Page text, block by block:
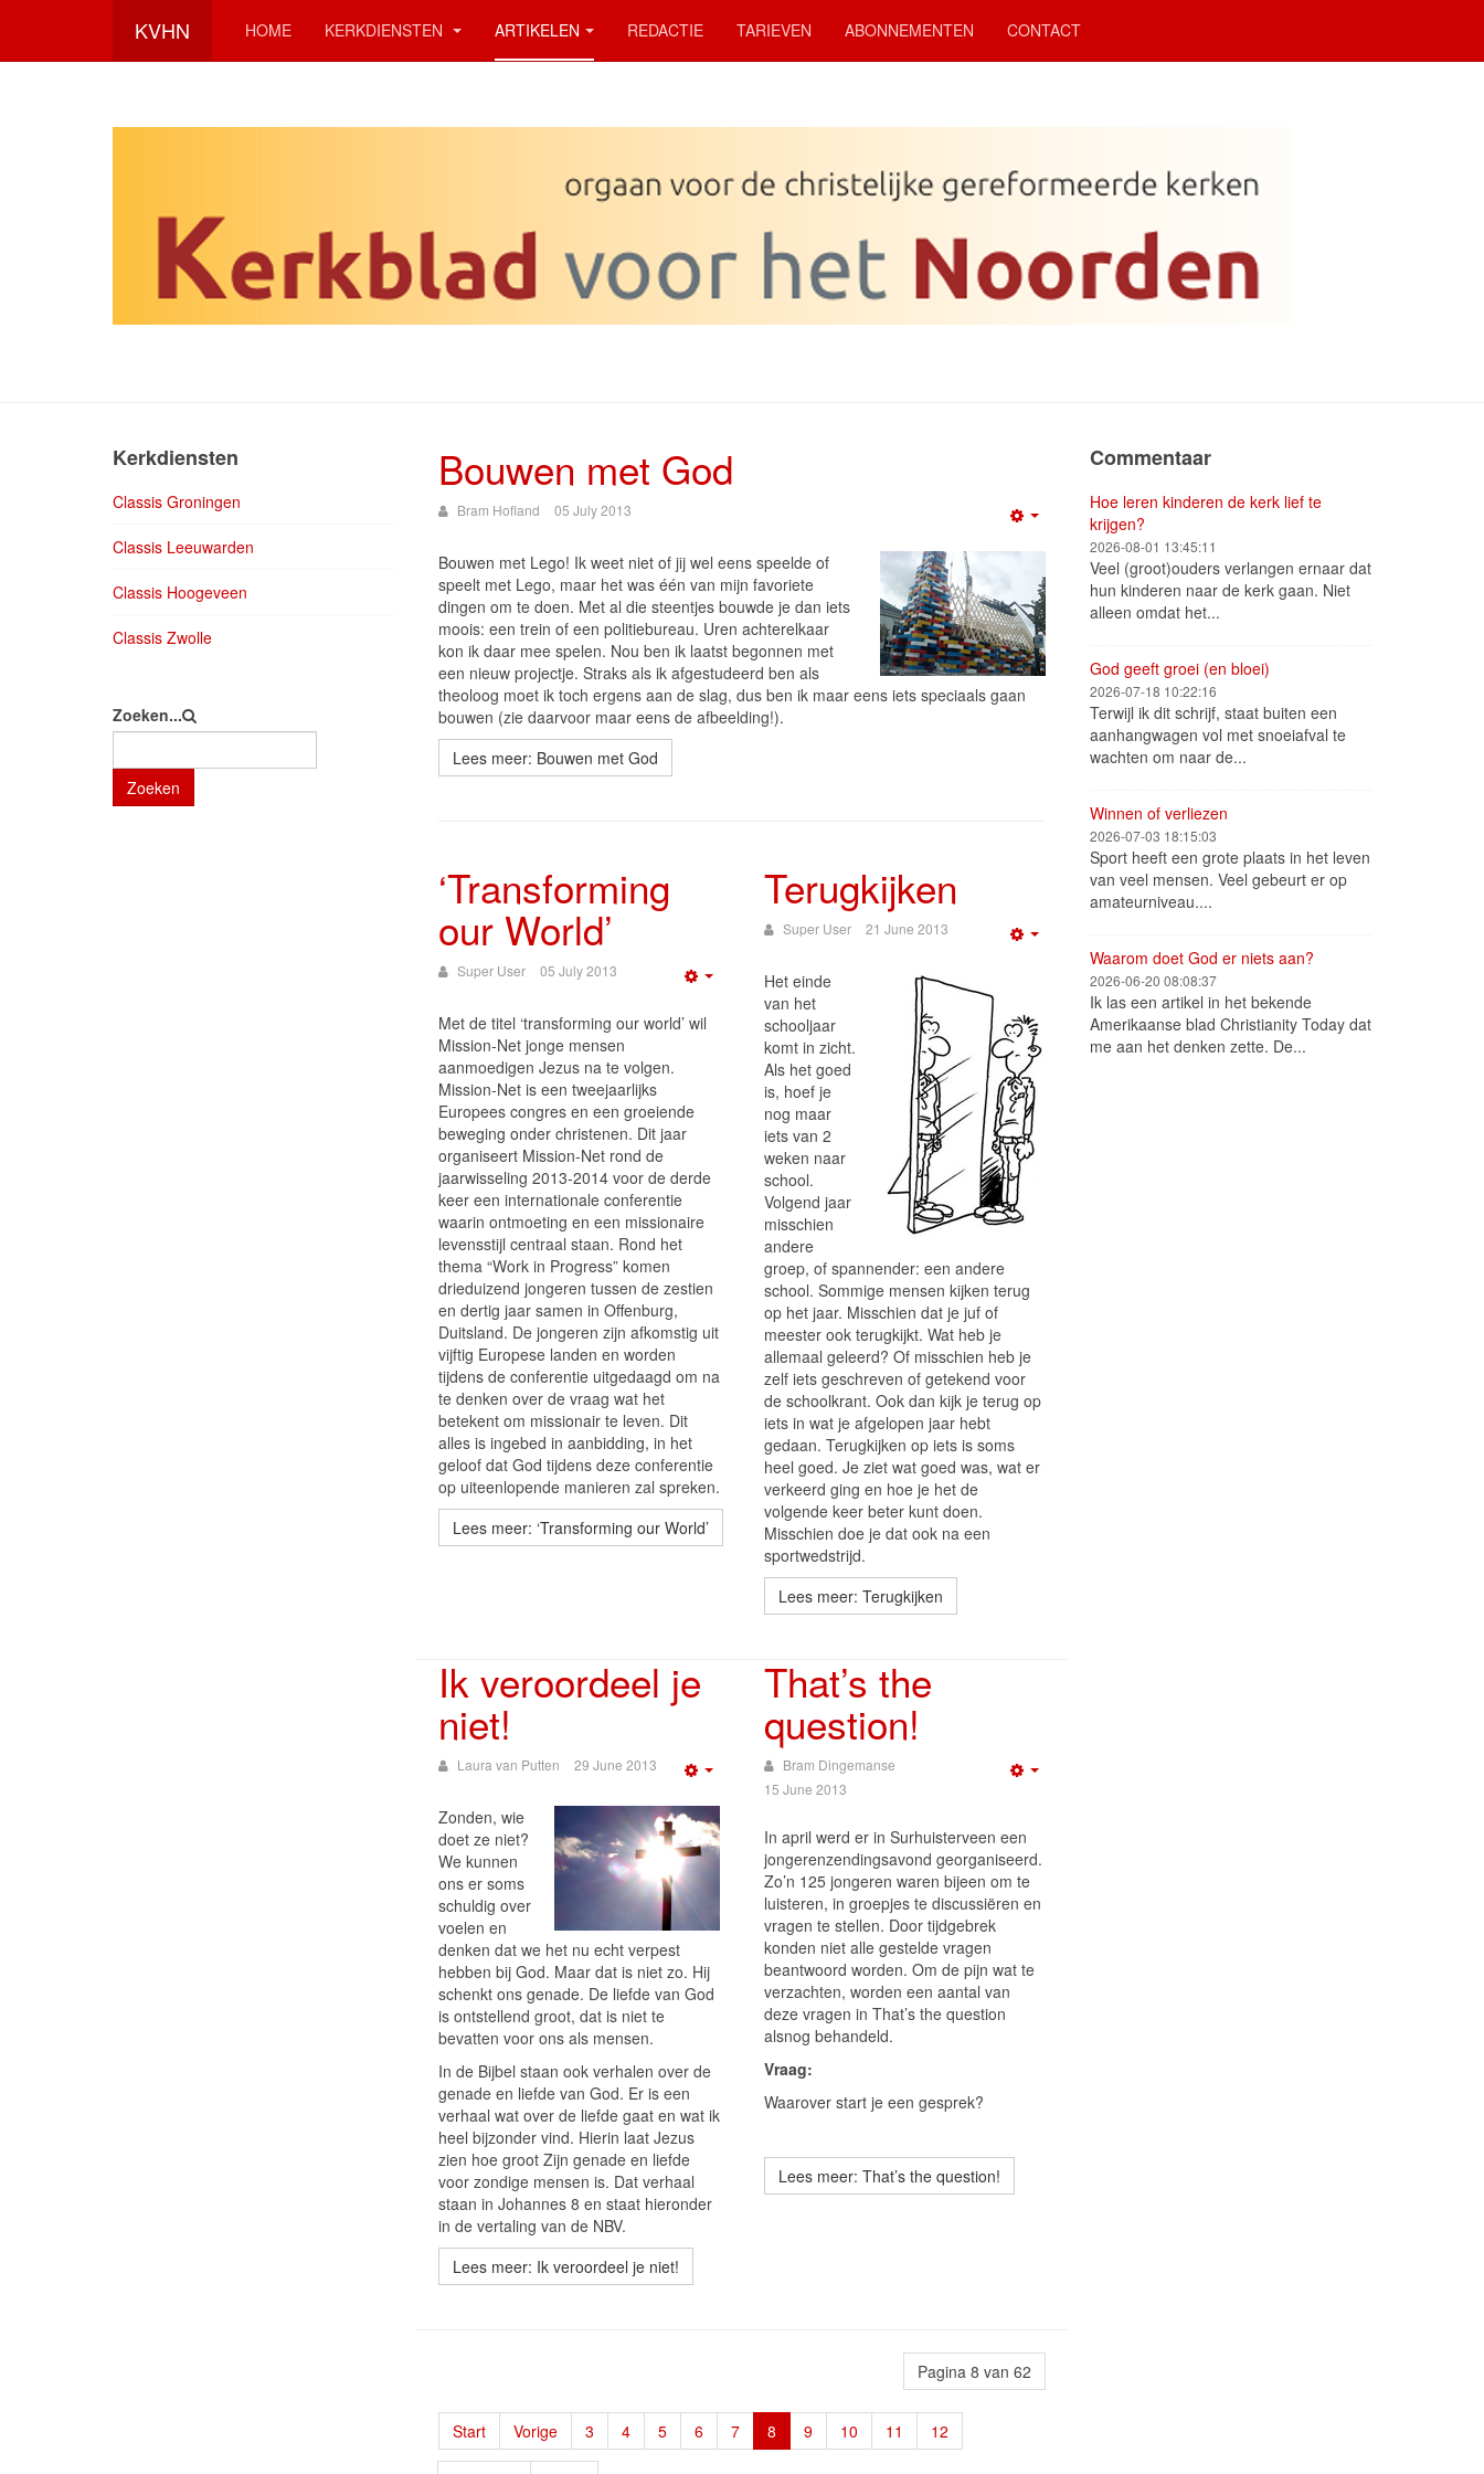
KVHN HOME KERKDIENSTEN ARTIKELEN REDACTIE TARIEVEN ABONNEMENTEN CONTACT
Bouwen met God
Bram Hofland 05 July 2013
Bouwen met Lego! Ik weet niet of jij wel eens speelde of
speelt met Lego, maar het was één van mijn favoriete
dingen om te doen. Met al die steentjes bouwde je dan iets
moois: een trein of een politiebureau. Uren achterelkaar
kon ik daar mee spelen. Nou ben ik laatst begonnen met
een nieuw projectje. Straks als ik afgestudeerd ben als
theoloog moet ik toch ergens aan de slag, dus ben ik maar eens iets speciaals gaan
bouwen (zie daarvoor maar eens de afbeelding!).
Lees meer: Bouwen met God
‘Transforming
our World’
Super User 05 July 2013
Met de titel ‘transforming our world’ wil
Mission-Net jonge mensen
aanmoedigen Jezus na te volgen.
Mission-Net is een tweejaarlijks
Europees congres en een groeiende
beweging onder christenen. Dit jaar
organiseert Mission-Net rond de
jaarwisseling 2013-2014 voor de derde
keer een internationale conferentie
waarin ontmoeting en een missionaire
levensstijl centraal staan. Rond het
thema “Work in Progress” komen
drieduizend jongeren tussen de zestien
en dertig jaar samen in Offenburg,
Duitsland. De jongeren zijn afkomstig uit
vijftig Europese landen en worden
tijdens de conferentie uitgedaagd om na
te denken over de vraag wat het
betekent om missionair te leven. Dit
alles is ingebed in aanbidding, in het
geloof dat God tijdens deze conferentie
op uiteenlopende manieren zal spreken.
Lees meer: ‘Transforming our World’
Terugkijken
Super User 21 June 2013
Het einde
van het
schooljaar
komt in zicht.
Als het goed
is, hoef je
nog maar
iets van 2
weken naar
school.
Volgend jaar
misschien
andere
groep, of spannender: een andere
school. Sommige mensen kijken terug
op het jaar. Misschien dat je juf of
meester ook terugkijkt. Wat heb je
allemaal geleerd? Of misschien heb je
zelf iets geschreven of getekend voor
de schoolkrant. Ook dan kijk je terug op
iets in wat je afgelopen jaar hebt
gedaan. Terugkijken op iets is soms
heel goed. Je ziet wat goed was, wat er
verkeerd ging en hoe je het de
volgende keer beter kunt doen.
Misschien doe je dat ook na een
sportwedstrijd.
Lees meer: Terugkijken
Ik veroordeel je
niet!
Laura van Putten 29 June 2013
Zonden, wie
doet ze niet?
We kunnen
ons er soms
schuldig over
voelen en
denken dat we het nu echt verpest
hebben bij God. Maar dat is niet zo. Hij
schenkt ons genade. De liefde van God
is ontstellend groot, dat is niet te
bevatten voor ons als mensen.
In de Bijbel staan ook verhalen over de
genade en liefde van God. Er is een
verhaal wat over de liefde gaat en wat ik
heel bijzonder vind. Hierin laat Jezus
zien hoe groot Zijn genade en liefde
voor zondige mensen is. Dat verhaal
staan in Johannes 8 en staat hieronder
in de vertaling van de NBV.
Lees meer: Ik veroordeel je niet!
That’s the
question!
Bram Dingemanse
15 June 2013
In april werd er in Surhuisterveen een
jongerenzendingsavond georganiseerd.
Zo’n 125 jongeren waren bijeen om te
luisteren, in groepjes te discussiëren en
vragen te stellen. Door tijdgebrek
konden niet alle gestelde vragen
beantwoord worden. Om de pijn wat te
verzachten, worden een aantal van
deze vragen in That’s the question
alsnog behandeld.
Vraag:
Waarover start je een gesprek?
Lees meer: That’s the question!
Pagina 8 van 62
Start Vorige 3 4 5 6 7 8 9 10 11 12
Kerkdiensten
Classis Groningen
Classis Leeuwarden
Classis Hoogeveen
Classis Zwolle
Zoeken...
Zoeken
Commentaar
Hoe leren kinderen de kerk lief te
krijgen?
2026-08-01 13:45:11
Veel (groot)ouders verlangen ernaar dat
hun kinderen naar de kerk gaan. Niet
alleen omdat het...
God geeft groei (en bloei)
2026-07-18 10:22:16
Terwijl ik dit schrijf, staat buiten een
aanhangwagen vol met snoeiafval te
wachten om naar de...
Winnen of verliezen
2026-07-03 18:15:03
Sport heeft een grote plaats in het leven
van veel mensen. Veel gebeurt er op
amateurniveau....
Waarom doet God er niets aan?
2026-06-20 08:08:37
Ik las een artikel in het bekende
Amerikaanse blad Christianity Today dat
me aan het denken zette. De...